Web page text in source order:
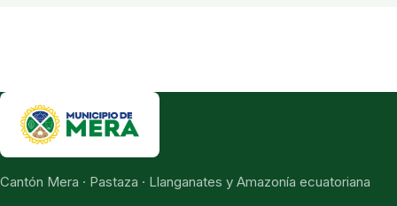
Cantón Mera · Pastaza · Llanganates y Amazonía ecuatoriana